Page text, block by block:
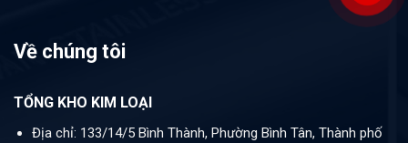
Về chúng tôi
TỔNG KHO KIM LOẠI
Địa chỉ: 133/14/5 Bình Thành, Phường Bình Tân, Thành phố